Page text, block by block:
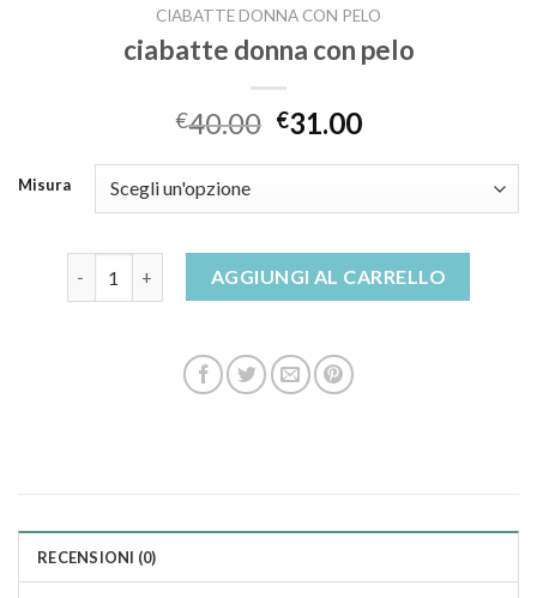
CIABATTE DONNA CON PELO
ciabatte donna con pelo
€40.00 €31.00
Misura
ciabatte donna con pelo quantità
AGGIUNGI AL CARRELLO
RECENSIONI (0)